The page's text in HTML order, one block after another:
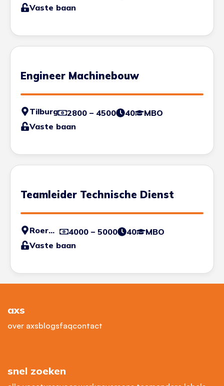
Vaste baan
Engineer Machinebouw
Tilburg 2800 – 4500 40
MBO
Vaste baan
Teamleider Technische Dienst
Roermond 4000 – 5000 40
MBO
Vaste baan
axs
over axsblogsfaqcontact
snel zoeken